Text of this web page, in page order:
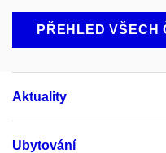
PŘEHLED VŠECH
Aktuality
Ubytování